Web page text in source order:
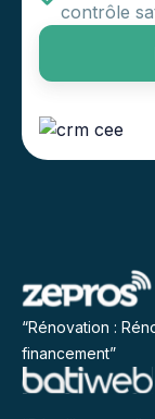
contrôle
“Rénovation :
financement”